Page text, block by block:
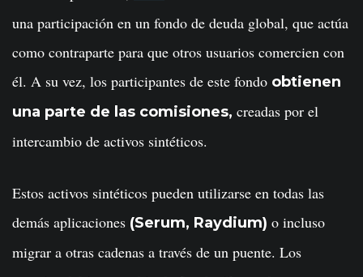
una participación en un fondo de deuda global, que actúa
como contraparte para que otros usuarios comercien con
él. A su vez, los participantes de este fondo obtienen
una parte de las comisiones, creadas por el
intercambio de activos sintéticos.
Estos activos sintéticos pueden utilizarse en todas las
demás aplicaciones (Serum, Raydium) o incluso
migrar a otras cadenas a través de un puente. Los